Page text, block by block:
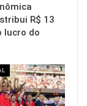
R$ 13
lucro do